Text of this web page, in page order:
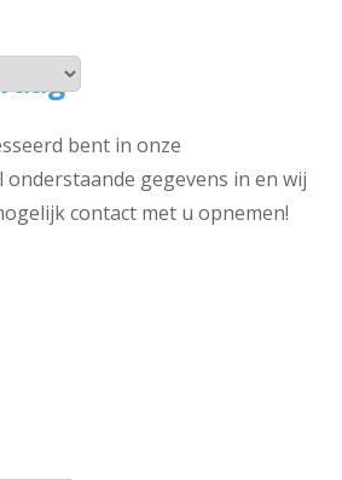
bent in onze
gegevens in en wij
contact met u opnemen!